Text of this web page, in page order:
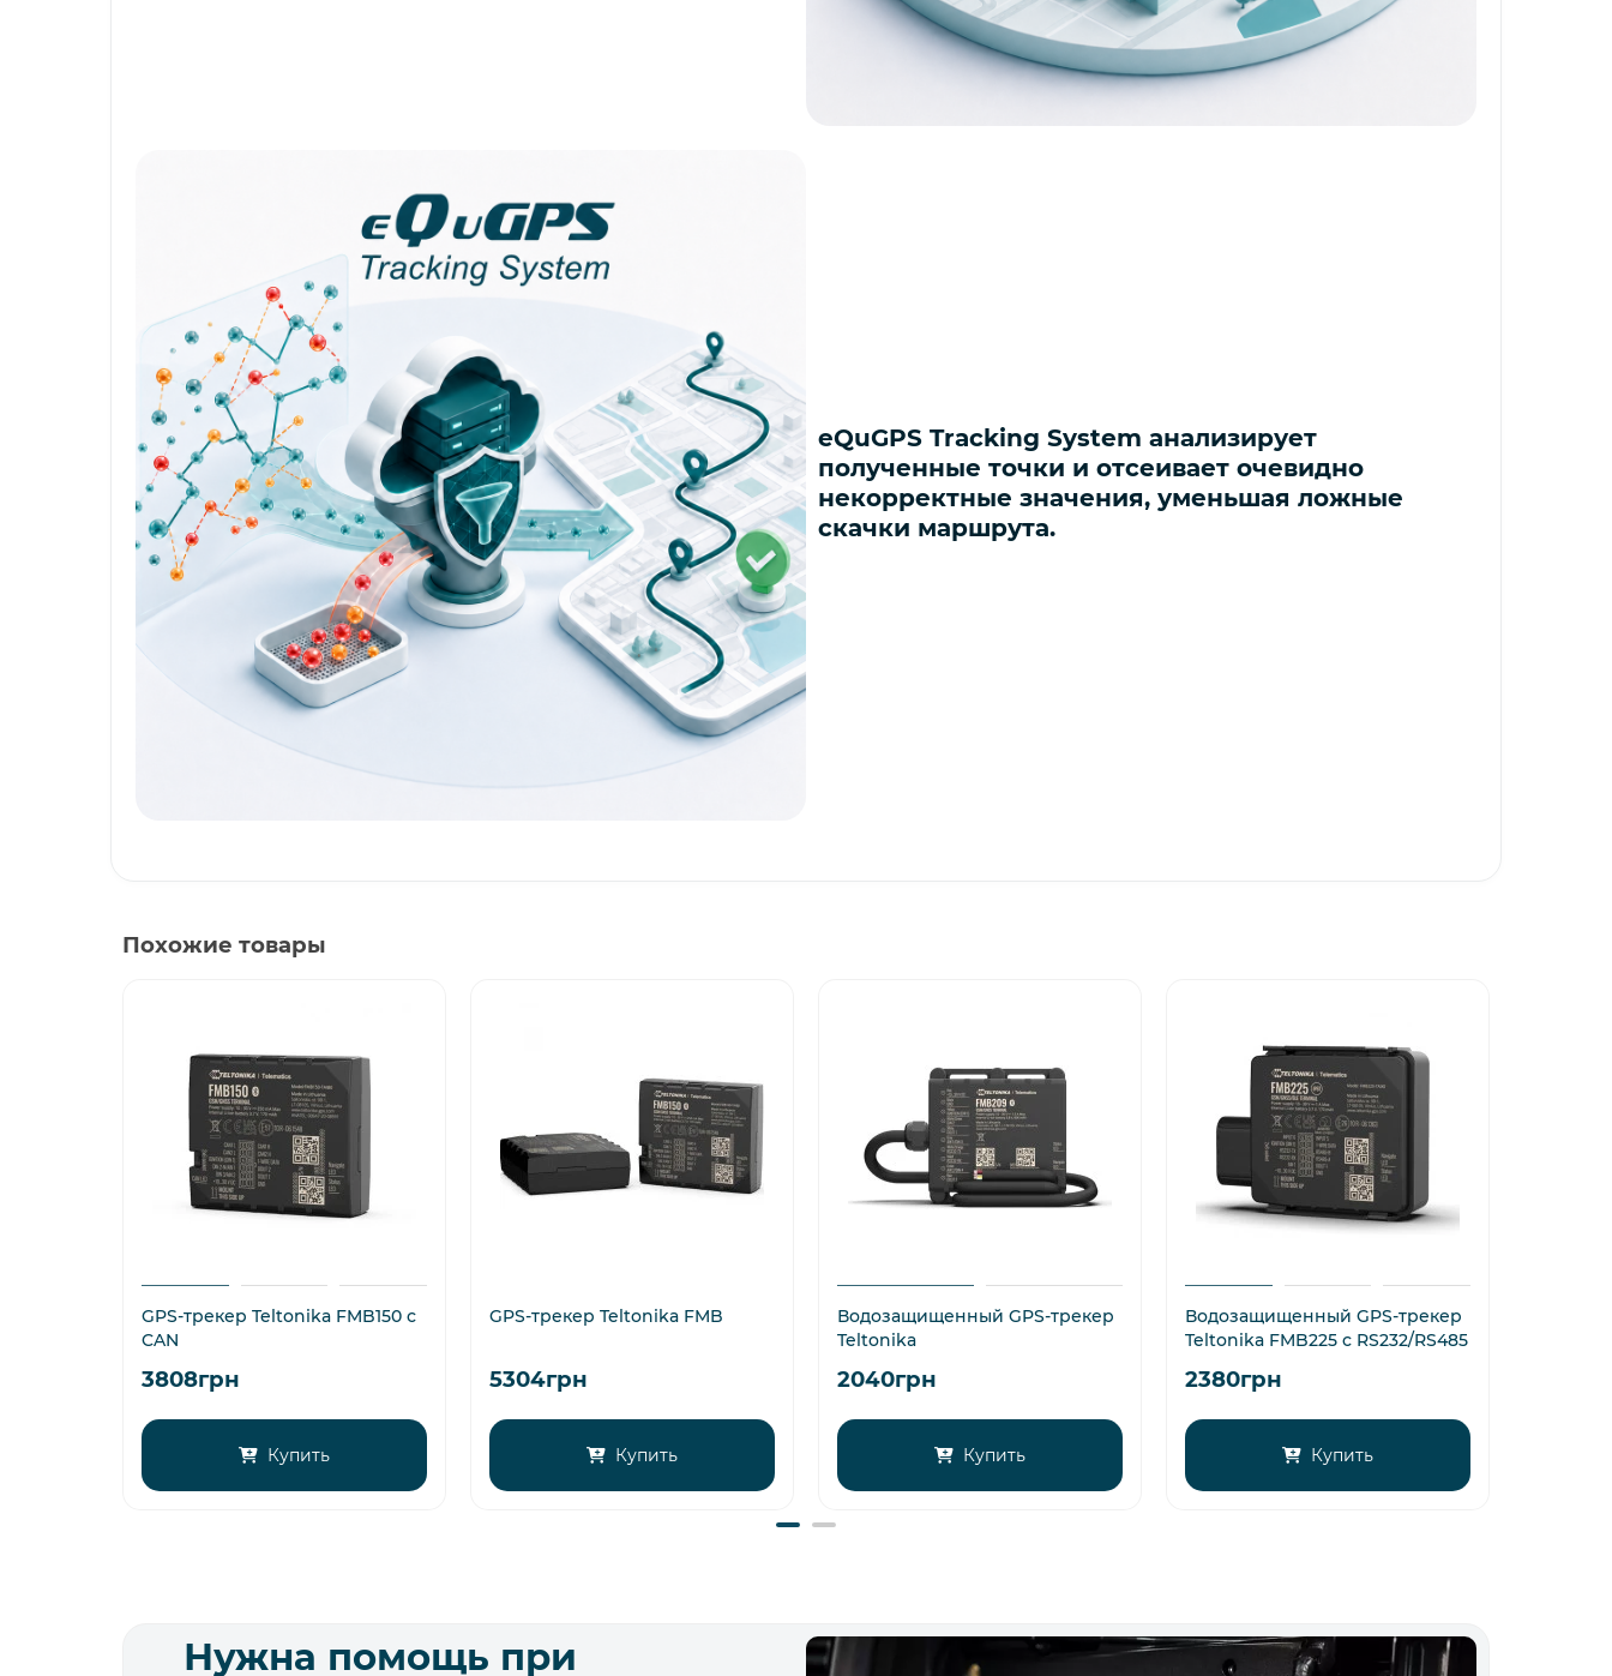
eQuGPS Tracking System анализирует
полученные точки и отсеивает очевидно
некорректные значения, уменьшая ложные
скачки маршрута.
Похожие товары
GPS-трекер Teltonika FMB150 с
CAN
3808грн
Купить
GPS-трекер Teltonika FMB
5304грн
Купить
Водозащищенный GPS-трекер
Teltonika
2040грн
Купить
Водозащищенный GPS-трекер
Teltonika FMB225 с RS232/RS485
2380грн
Купить
Нужна помощь при